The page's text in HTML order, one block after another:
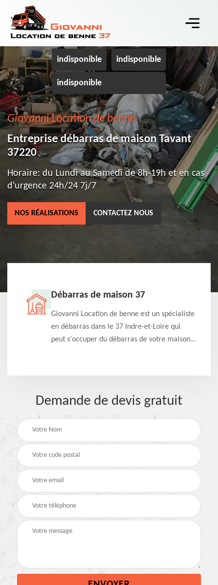
indisponible indisponible
indisponible
Giovanni Location de benne
Entreprise débarras de maison Tavant
37220
Horaire: du Lundi au Samedi de 8h-19h et en cas
d'urgence 24h/24 7j/7
NOS RÉALISATIONS CONTACTEZ NOUS
Débarras de maison 37
Giovanni Location de benne est un spécialiste
en débarras dans le 37 Indre-et-Loire qui
peut s'occuper du débarras de votre maison
Demande de devis gratuit